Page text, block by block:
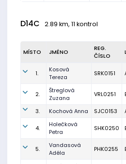
D14C 2.89 km, 11 kontrol
MÍSTO JMÉNO
REG.
ČÍSLO
1.
Kosová
Tereza
SRK0151
2.
Štreglová
Zuzana
VRL0251
3. Kochová Anna SJC0153
4.
Holečková
Petra
SHK0250
5.
Vandasová
Adéla
PHK0255